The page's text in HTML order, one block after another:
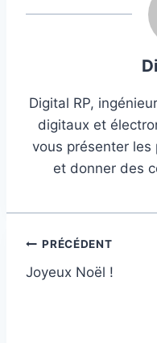
Digital RP,
digitaux et
vous présenter les
et donner des
Navigation
de
PRÉCÉDENT
Joyeux Noël !